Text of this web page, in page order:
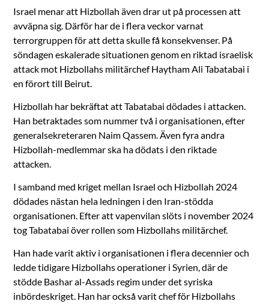
Israel menar att Hizbollah även drar ut på processen att
avväpna sig. Därför har de i flera veckor varnat
terrorgruppen för att detta skulle få konsekvenser. På
söndagen eskalerade situationen genom en riktad israelisk
attack mot Hizbollahs militärchef Haytham Ali Tabatabai i
en förort till Beirut.
Hizbollah har bekräftat att Tabatabai dödades i attacken.
Han betraktades som nummer två i organisationen, efter
generalsekreteraren Naim Qassem. Även fyra andra
Hizbollah-medlemmar ska ha dödats i den riktade
attacken.
I samband med kriget mellan Israel och Hizbollah 2024
dödades nästan hela ledningen i den Iran-stödda
organisationen. Efter att vapenvilan slöts i november 2024
tog Tabatabai över rollen som Hizbollahs militärchef.
Han hade varit aktiv i organisationen i flera decennier och
ledde tidigare Hizbollahs operationer i Syrien, där de
stödde Bashar al-Assads regim under det syriska
inbördeskriget. Han har också varit chef för Hizbollahs